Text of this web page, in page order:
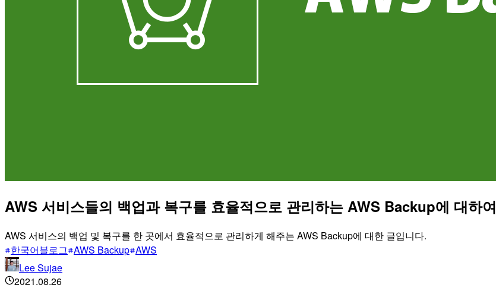
AWS 서비스들의 백업과 복구를 효율적으로 관리하는 AWS Backup에 대하여
AWS 서비스의 백업 및 복구를 한 곳에서 효율적으로 관리하게 해주는 AWS Backup에 대한 글입니다.
한국어블로그 AWS Backup AWS
Lee Sujae
2021.08.26